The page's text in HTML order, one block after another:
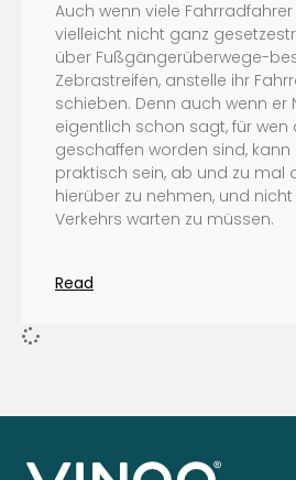
Auch wenn viele
vielleicht nicht ganz
über Fußgängerüberwege-
Zebrastreifen, anstelle ihr
schieben. Denn auch wenn er
eigentlich schon sagt, für wen
geschaffen worden sind,
praktisch sein, ab und zu mal
hierüber zu nehmen, und
Verkehrs warten zu müssen.
Read